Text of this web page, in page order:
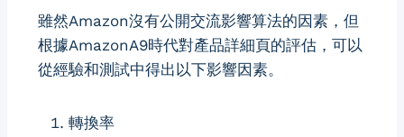
雖然Amazon沒有公開交流影響算法的因素，但
根據AmazonA9時代對產品詳細頁的評估，可以
從經驗和測試中得出以下影響因素。
轉換率